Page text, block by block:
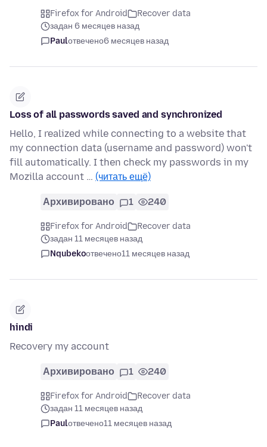
Firefox for Android
Recover data
задан 6 месяцев назад
Paulотвечено6 месяцев назад
Loss of all passwords saved and synchronized
Hello, I realized while connecting to a website that
my connection data (username and password) won't
fill automatically. I then check my passwords in my
Mozilla account … (читать ещё)
Архивировано 1 240
Firefox for Android
Recover data
задан 11 месяцев назад
Nqubekoотвечено11 месяцев назад
hindi
Recovery my account
Архивировано 1 240
Firefox for Android
Recover data
задан 11 месяцев назад
Paulотвечено11 месяцев назад